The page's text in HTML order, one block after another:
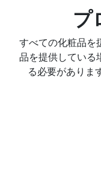
プ
すべての化粧品を
品を提供している
る必要がありま